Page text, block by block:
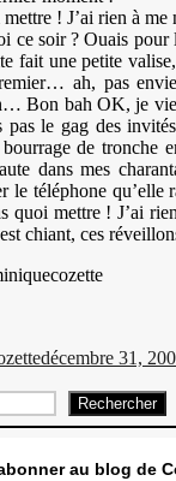
! J’ai rien à me
ce soir ? Ouais
fait une petite
ah, pas
Bon bah OK, je
pas le gag des
de tronche
dans mes
le téléphone qu’elle
quoi mettre ! J’ai
chiant, ces
décembre 31,
Rechercher
au blog de